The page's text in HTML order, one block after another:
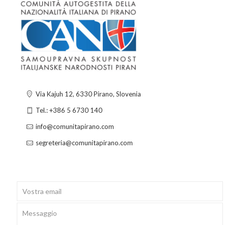
Via Kajuh 12, 6330 Pirano, Slovenia
Tel.: +386 5 6730 140
info@comunitapirano.com
segreteria@comunitapirano.com